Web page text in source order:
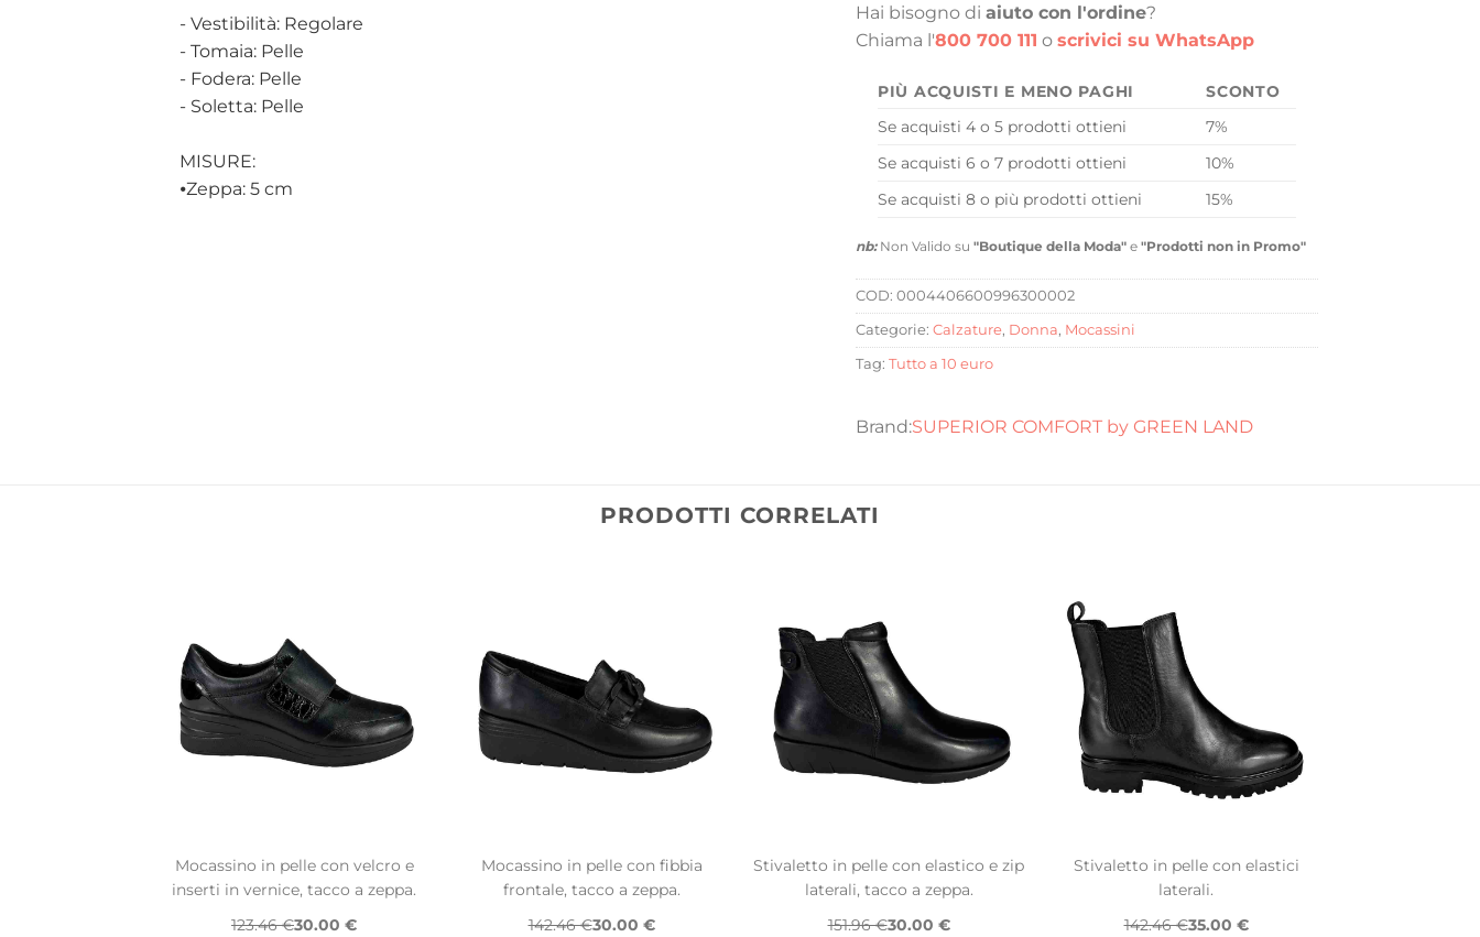
- Vestibilità: Regolare
- Tomaia: Pelle
- Fodera: Pelle
- Soletta: Pelle
MISURE:
⦁Zeppa: 5 cm
Hai bisogno di aiuto con l'ordine?
Chiama l'800 700 111 o scrivici su WhatsApp
PIÙ ACQUISTI E MENO PAGHI
SCONTO
Se acquisti 4 o 5 prodotti ottieni
7%
Se acquisti 6 o 7 prodotti ottieni
10%
Se acquisti 8 o più prodotti ottieni
15%
nb:Non Valido su "Boutique della Moda" e "Prodotti non in Promo"
COD: 0004406600996300002
Categorie: Calzature, Donna, Mocassini
Tag: Tutto a 10 euro
SUPERIOR COMFORT by GREEN LAND
PRODOTTI CORRELATI
Mocassino in pelle con velcro e
inserti in vernice, tacco a zeppa.
123.46 €30.00 €
Mocassino in pelle con fibbia
frontale, tacco a zeppa.
142.46 €30.00 €
Stivaletto in pelle con elastico e zip
laterali, tacco a zeppa.
151.96 €30.00 €
Stivaletto in pelle con elastici
laterali.
142.46 €35.00 €